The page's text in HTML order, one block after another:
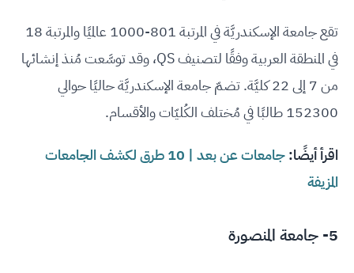
تقع جامعة الإسكندريَّة في المرتبة 801-1000 عالميًا والمرتبة 18
في المنطقة العربية وفقًا لتصنيف QS، وقد توسَّعت مُنذ إنشائها
من 7 إلى 22 كليَّة. تضمّ جامعة الإسكندريَّة حاليًا حوالي
152300 طالبًا في مُختلف الكُليّات والأقسام.
اقرأ أيضًا:
جامعات عن بعد | 10 طرق لكشف الجامعات
المزيفة
5- جامعة المنصورة